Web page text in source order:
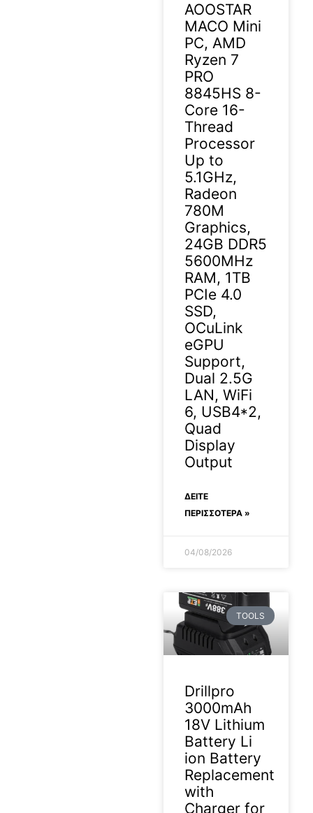
AOOSTAR
MACO Mini
PC, AMD
Ryzen 7
PRO
8845HS 8-
Core 16-
Thread
Processor
Up to
5.1GHz,
Radeon
780M
Graphics,
24GB DDR5
5600MHz
RAM, 1TB
PCIe 4.0
SSD,
OCuLink
eGPU
Support,
Dual 2.5G
LAN, WiFi
6, USB4*2,
Quad
Display
Output
ΔΕΊΤΕ
ΠΕΡΙΣΣΟΤΕΡΑ »
04/08/2026
TOOLS
Drillpro
3000mAh
18V Lithium
Battery Li
ion Battery
Replacement
with
Charger for